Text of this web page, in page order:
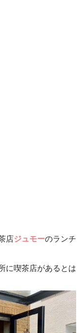
店ジュモーのランチ
に喫茶店があるとは